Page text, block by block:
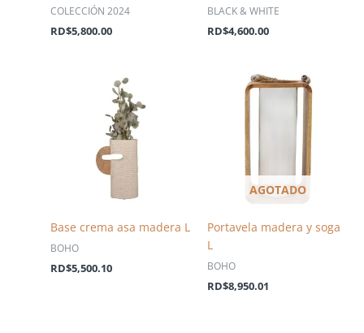
COLECCIÓN 2024
RD$5,800.00
BLACK & WHITE
RD$4,600.00
Base crema asa madera L
BOHO
RD$5,500.10
AGOTADO
Portavela madera y soga
L
BOHO
RD$8,950.01